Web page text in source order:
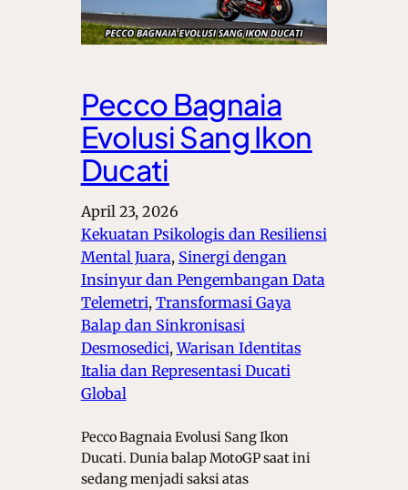
Pecco Bagnaia
Evolusi Sang Ikon
Ducati
April 23, 2026
Kekuatan Psikologis dan Resiliensi
Mental Juara, Sinergi dengan
Insinyur dan Pengembangan Data
Telemetri, Transformasi Gaya
Balap dan Sinkronisasi
Desmosedici, Warisan Identitas
Italia dan Representasi Ducati
Global
Pecco Bagnaia Evolusi Sang Ikon
Ducati. Dunia balap MotoGP saat ini
sedang menjadi saksi atas